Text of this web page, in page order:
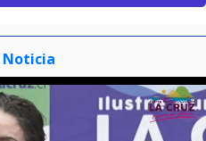
Noticia